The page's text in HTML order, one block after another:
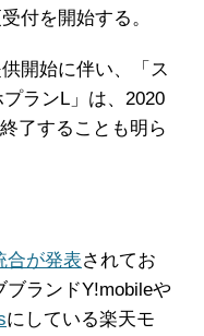
付を開始する。
開始に伴い、「ス
ランL」は、2020
了することも明ら
合が発表されてお
ブランドY!mobileや
にしている楽天モ